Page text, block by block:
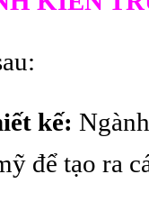
kế:
để tạo ra